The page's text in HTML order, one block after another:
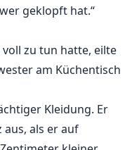
geklopft hat.“
zu tun hatte, eilte
am Küchentisch
Kleidung. Er
als er auf